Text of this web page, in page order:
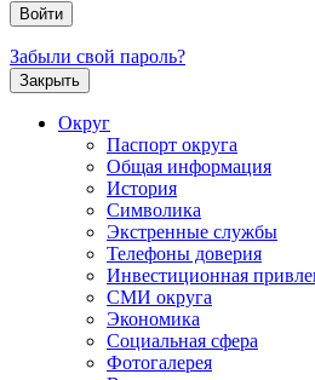
Забыли свой пароль?
Закрыть
Округ
Паспорт округа
Общая информация
История
Символика
Экстренные службы
Телефоны доверия
Инвестиционная
СМИ округа
Экономика
Социальная сфера
Фотогалерея